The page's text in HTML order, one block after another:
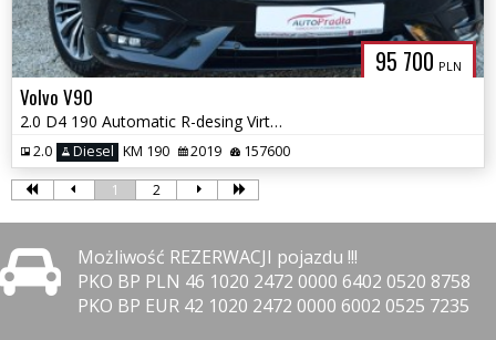
95 700 PLN
Volvo V90
2.0 D4 190 Automatic R-desing Virtual Skóra Navi Ledy Blis
2.0 Diesel KM 190 2019 157600
1 2
Możliwość REZERWACJI pojazdu !!!
PKO BP PLN 46 1020 2472 0000 6402 0520 8758
PKO BP EUR 42 1020 2472 0000 6002 0525 7235